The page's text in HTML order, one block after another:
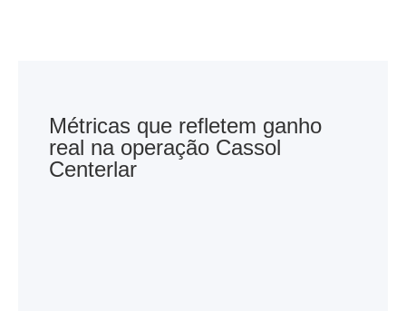
Métricas que refletem ganho
real na operação Cassol
Centerlar